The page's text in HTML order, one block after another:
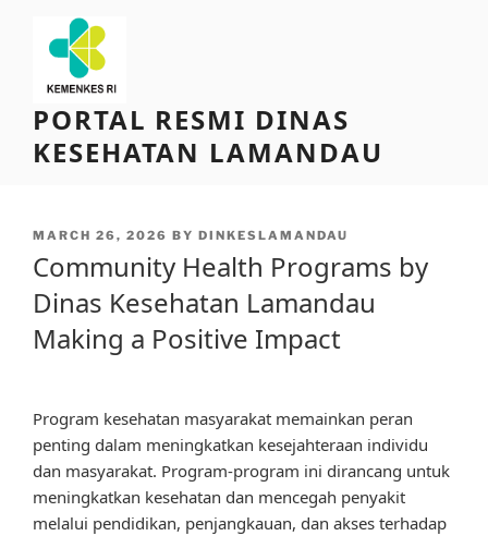
content
PORTAL RESMI DINAS
KESEHATAN LAMANDAU
POSTED
MARCH 26, 2026 BY DINKESLAMANDAU
Community Health Programs by
Dinas Kesehatan Lamandau
Making a Positive Impact
Program kesehatan masyarakat memainkan peran
penting dalam meningkatkan kesejahteraan individu
dan masyarakat. Program-program ini dirancang untuk
meningkatkan kesehatan dan mencegah penyakit
melalui pendidikan, penjangkauan, dan akses terhadap